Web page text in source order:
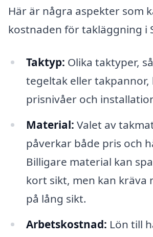
Här är några aspekter som
kostnaden för takläggning i
Taktyp: Olika taktyper,
tegeltak eller takpannor,
prisnivåer och
Material: Valet av
påverkar både pris och
Billigare material kan
kort sikt, men kan kräva
på lång sikt.
Arbetskostnad: Lön till